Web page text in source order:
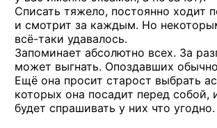
Списать тяжело, постоянно ходит
и смотрит за каждым. Но
всё-таки удавалось.
Запоминает абсолютно всех. За
может выгнать. Опоздавших
Ещё она просит старост выбрать
которых она посадит перед собой,
будет спрашивать у них что угодно.